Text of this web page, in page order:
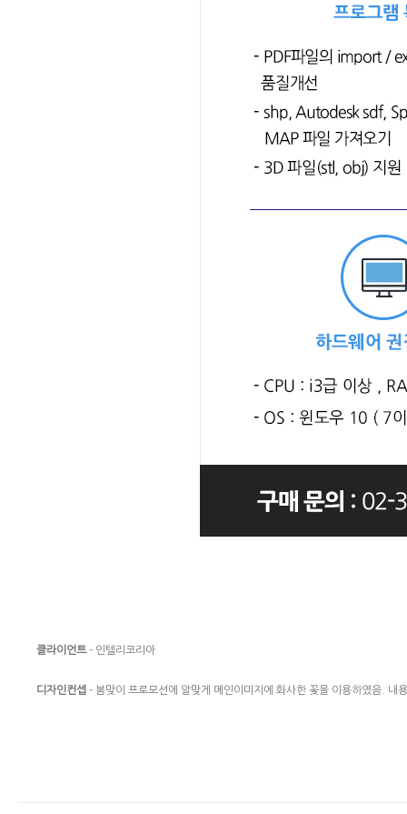
클라이언트- 인텔리코리아
디자인컨셉 - 봄맞이 프로모션에 알맞게 메인이미지에 화사한 꽃을 이용하였음. 내